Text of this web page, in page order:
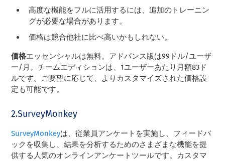
高度な機能をフルに活用するには、追加のトレーニン
グが必要な場合があります。
価格は競合他社に比べ高いかもしれない。
価格エッセンシャルは無料。アドバンス版は99ドル/ユーザ
ー/月。チームエディションは、1ユーザーあたり月額83ド
ルです。ご要望に応じて、よりカスタマイズされた価格設
定も可能です。
2.SurveyMonkey
SurveyMonkeyは、従業員アンケートを実施し、フィードバ
ックを収集し、結果を分析するためのさまざまな機能を提
供する人気のオンラインアンケートツールです。カスタマ